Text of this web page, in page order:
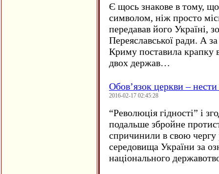
Є щось знакове в тому, що
символом, ніж просто
передавав його Україні,
Переяславської ради. А
Криму поставила крапку
двох держав…
Обов’язок церкви –
2016-02-17 02:45:28
“Революція гідності” і
подальше збройне
спричинили в свою чергу
середовища України за
національного